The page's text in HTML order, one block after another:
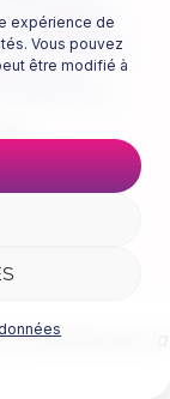
expérience de
Vous pouvez
être modifié à
de déclaration
du Préfet de
Cet
–
reconnus par la